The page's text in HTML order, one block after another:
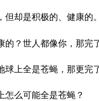
却是积极的、健康的。
？世人都像你，那完
上全是苍蝇，那更完了
怎么可能全是苍蝇？